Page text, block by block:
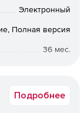
Электронный
Полная версия
36 мес.
Подробнее